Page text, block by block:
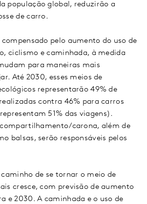
população global, reduzirão a
de carro.
compensado pelo aumento do uso de
ciclismo e caminhada, à medida
para maneiras mais
Até 2030, esses meios de
representarão 49% de
contra 46% para carros
51% das viagens).
compartilhamento/carona, além de
balsas, serão responsáveis pelos
de se tornar o meio de
cresce, com previsão de aumento
e 2030. A caminhada e o uso de